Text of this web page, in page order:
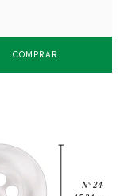
COMPRAR